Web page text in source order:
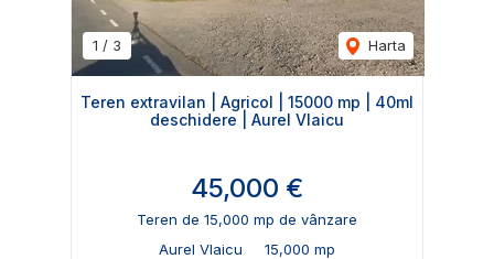
1 / 3 Harta
Teren extravilan | Agricol | 15000 mp | 40ml
deschidere | Aurel Vlaicu
45,000 €
Teren de 15,000 mp de vânzare
Aurel Vlaicu
15,000 mp